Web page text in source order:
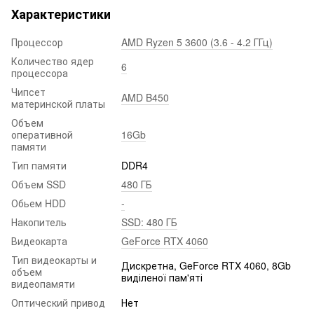
Характеристики
Процессор
AMD Ryzen 5 3600 (3.6 - 4.2 ГГц)
Количество ядер
процессора
6
Чипсет
материнской платы
AMD B450
Объем
оперативной
памяти
16Gb
Тип памяти
DDR4
Объем SSD
480 ГБ
Обьем HDD
-
Накопитель
SSD: 480 ГБ
Видеокарта
GeForce RTX 4060
Тип видеокарты и
объем
видеопамяти
Дискретна, GeForce RTX 4060, 8Gb
виділеної пам'яті
Оптический привод
Нет